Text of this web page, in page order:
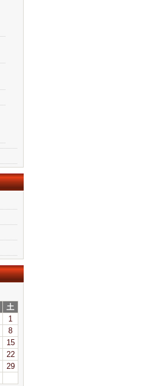
土
1
8
15
22
29